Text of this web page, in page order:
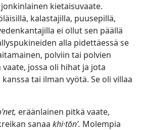
kietaisuvaate.
kalastajilla, puusepillä,
ei ollut sen päällä
alla pidettäessä se
polviin tai polvien
jossa oli hihat ja jota
tai ilman vyötä. Se oli villaa
eräänlainen pitkä vaate,
sanaa khi·tōnʹ. Molempia